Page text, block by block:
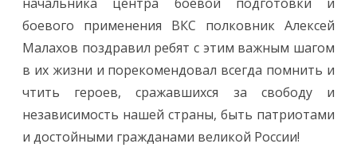
боевого применения ВКС полковник Алексей
Малахов поздравил ребят с этим важным шагом
в их жизни и порекомендовал всегда помнить и
чтить героев, сражавшихся за свободу и
независимость нашей страны, быть патриотами
и достойными гражданами великой России!